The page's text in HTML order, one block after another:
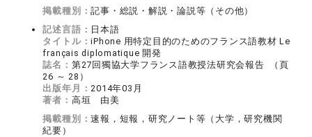
掲載種別：記事・総説・解説・論説等（その他）
記述言語： 日本語
タイトル：iPhone 用特定目的のためのフランス語教材 Le
français diplomatique 開発
誌名： 第27回獨協大学フランス語教授法研究会報告 （頁
26 ～ 28）
出版年月：2014年03月
著者： 高垣 由美
掲載種別：速報，短報，研究ノート等（大学，研究機関
紀要）